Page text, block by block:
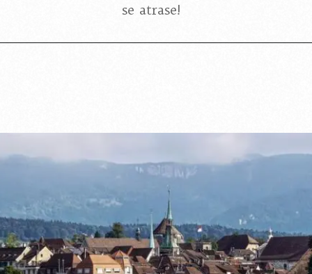
se atrase!